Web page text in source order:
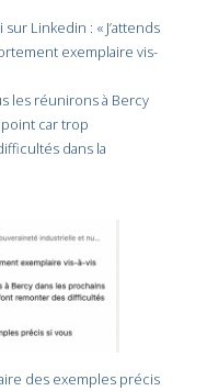
Linkedin : « J’attends
exemplaire vis-
les réunirons à Bercy
car trop
dans la
des exemples précis